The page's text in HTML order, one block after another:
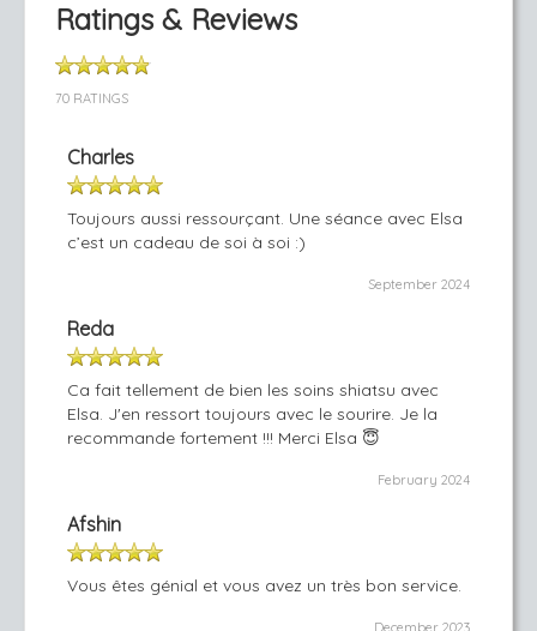
Ratings & Reviews
70 RATINGS
Charles
Toujours aussi ressourçant. Une séance avec Elsa
c’est un cadeau de soi à soi :)
September 2024
Reda
Ca fait tellement de bien les soins shiatsu avec
Elsa. J'en ressort toujours avec le sourire. Je la
recommande fortement !!! Merci Elsa 😇
February 2024
Afshin
Vous êtes génial et vous avez un très bon service.
December 2023